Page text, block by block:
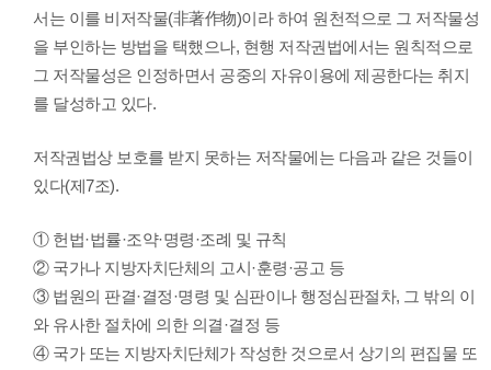
서는 이를 비저작물(非著作物)이라 하여 원천적으로 그 저작물성
을 부인하는 방법을 택했으나, 현행 저작권법에서는 원칙적으로
그 저작물성은 인정하면서 공중의 자유이용에 제공한다는 취지
를 달성하고 있다.
저작권법상 보호를 받지 못하는 저작물에는 다음과 같은 것들이
있다(제7조).
① 헌법·법률·조약·명령·조례 및 규칙
② 국가나 지방자치단체의 고시·훈령·공고 등
③ 법원의 판결·결정·명령 및 심판이나 행정심판절차, 그 밖의 이
와 유사한 절차에 의한 의결·결정 등
④ 국가 또는 지방자치단체가 작성한 것으로서 상기의 편집물 또